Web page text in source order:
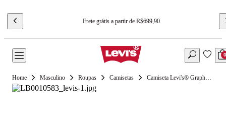
Frete grátis a partir de R$699,90
0
Masculino Roupas Camisetas Camiseta Levi's® Graphic Crewneck Branco Manga Curta